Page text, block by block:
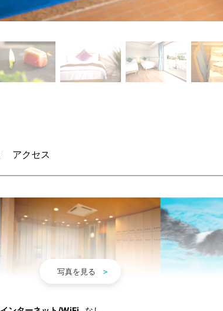
アクセス